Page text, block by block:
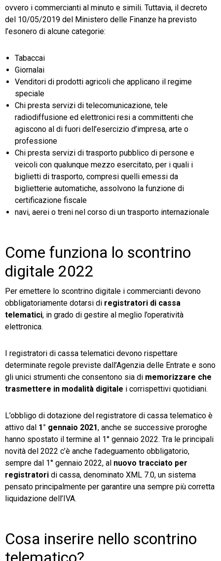
ovvero i commercianti al minuto e simili. Tuttavia, il decreto
del 10/05/2019 del Ministero delle Finanze ha previsto
l’esonero di alcune categorie:
Tabaccai
Giornalai
Venditori di prodotti agricoli che applicano il regime
speciale
Chi presta servizi di telecomunicazione, tele
radiodiffusione ed elettronici resi a committenti che
agiscono al di fuori dell’esercizio d’impresa, arte o
professione
Chi presta servizi di trasporto pubblico di persone e
veicoli con qualunque mezzo esercitato, per i quali i
biglietti di trasporto, compresi quelli emessi da
biglietterie automatiche, assolvono la funzione di
certificazione fiscale
navi, aerei o treni nel corso di un trasporto internazionale
Come funziona lo scontrino
digitale 2022
Per emettere lo scontrino digitale i commercianti devono
obbligatoriamente dotarsi di registratori di cassa
telematici, in grado di gestire al meglio l’operatività
elettronica.
I registratori di cassa telematici devono rispettare
determinate regole previste dall’Agenzia delle Entrate e sono
gli unici strumenti che consentono sia di memorizzare che
trasmettere in modalità digitale i corrispettivi quotidiani.
L’obbligo di dotazione del registratore di cassa telematico è
attivo dal 1° gennaio 2021, anche se successive proroghe
hanno spostato il termine al 1° gennaio 2022. Tra le principali
novità del 2022 c’è anche l’adeguamento obbligatorio,
sempre dal 1° gennaio 2022, al nuovo tracciato per
registratori di cassa, denominato XML 7.0, un sistema
pensato principalmente per garantire una sempre più corretta
liquidazione dell’IVA.
Cosa inserire nello scontrino